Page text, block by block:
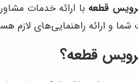
قطعه با ارائه خدمات
و ارائه راهنمایی‌های لازم
قطعه؟